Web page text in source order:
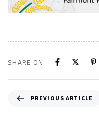
SHARE ON
PREVIOUS ARTICLE